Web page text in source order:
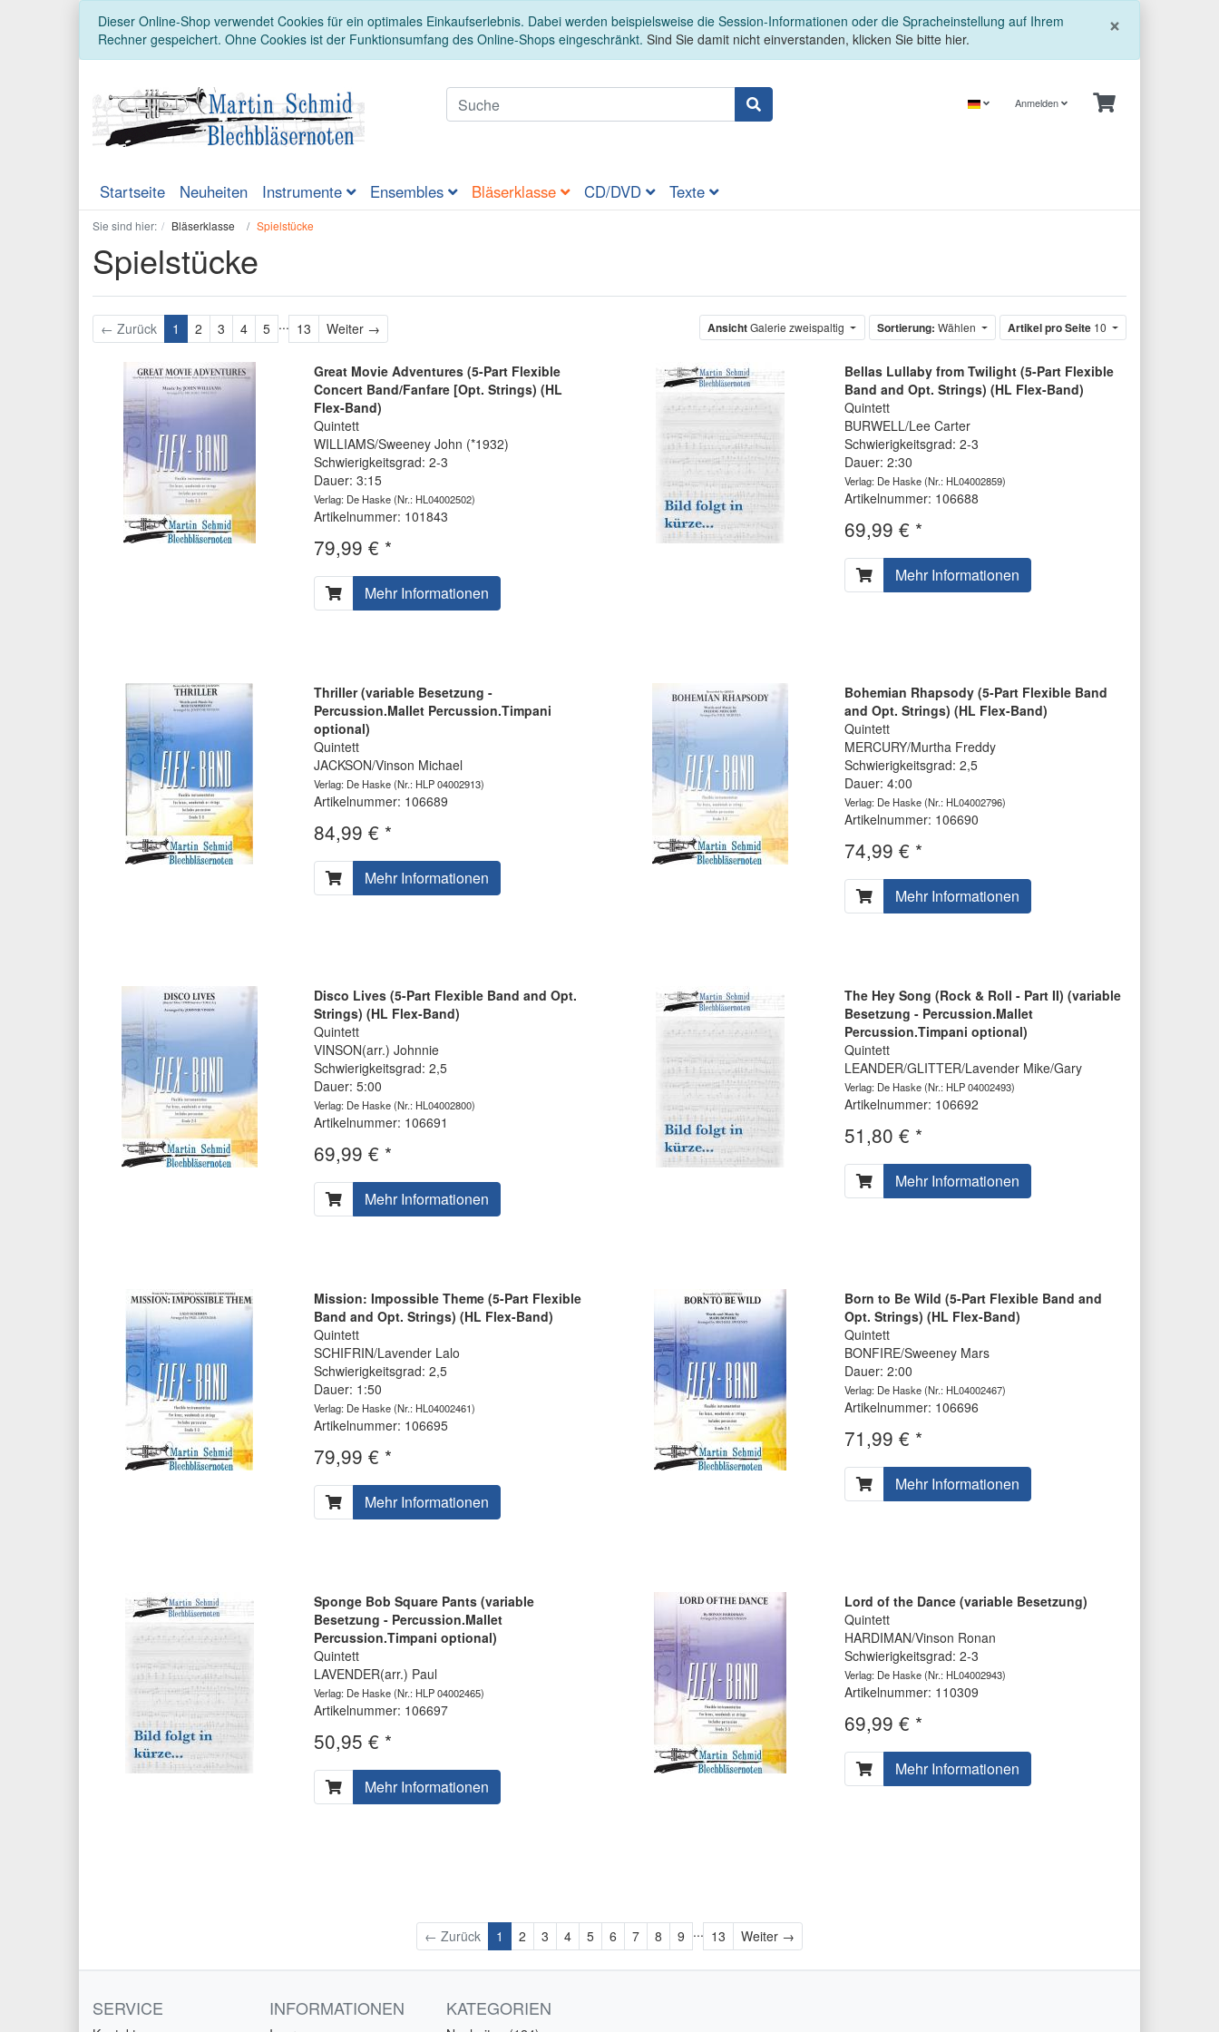
×
Dieser Online-Shop verwendet Cookies für ein optimales Einkaufserlebnis. Dabei werden beispielsweise die Session-Informationen oder die Spracheinstellung auf Ihrem
Rechner gespeichert. Ohne Cookies ist der Funktionsumfang des Online-Shops eingeschränkt. Sind Sie damit nicht einverstanden, klicken Sie bitte hier.
Anmelden
Startseite Neuheiten Instrumente Ensembles Bläserklasse CD/DVD Texte
Sie sind hier: Bläserklasse Spielstücke
Spielstücke
← Zurück 1 2 3 4 5 ... 13 Weiter → AnsichtGalerie zweispaltig Sortierung: Wählen Artikel pro Seite 10
Great Movie Adventures (5-Part Flexible
Concert Band/Fanfare [Opt. Strings) (HL
Flex-Band)
Quintett
WILLIAMS/Sweeney John (*1932)
Schwierigkeitsgrad: 2-3
Dauer: 3:15
Verlag: De Haske(Nr.: HL04002502)
Artikelnummer: 101843
79,99 € *
Mehr Informationen
Bellas Lullaby from Twilight (5-Part Flexible
Band and Opt. Strings) (HL Flex-Band)
Quintett
BURWELL/Lee Carter
Schwierigkeitsgrad: 2-3
Dauer: 2:30
Verlag: De Haske(Nr.: HL04002859)
Artikelnummer: 106688
69,99 € *
Mehr Informationen
Thriller (variable Besetzung -
Percussion.Mallet Percussion.Timpani
optional)
Quintett
JACKSON/Vinson Michael
Verlag: De Haske(Nr.: HLP 04002913)
Artikelnummer: 106689
84,99 € *
Mehr Informationen
Bohemian Rhapsody (5-Part Flexible Band
and Opt. Strings) (HL Flex-Band)
Quintett
MERCURY/Murtha Freddy
Schwierigkeitsgrad: 2,5
Dauer: 4:00
Verlag: De Haske(Nr.: HL04002796)
Artikelnummer: 106690
74,99 € *
Mehr Informationen
Disco Lives (5-Part Flexible Band and Opt.
Strings) (HL Flex-Band)
Quintett
VINSON(arr.) Johnnie
Schwierigkeitsgrad: 2,5
Dauer: 5:00
Verlag: De Haske(Nr.: HL04002800)
Artikelnummer: 106691
69,99 € *
Mehr Informationen
The Hey Song (Rock & Roll - Part II) (variable
Besetzung - Percussion.Mallet
Percussion.Timpani optional)
Quintett
LEANDER/GLITTER/Lavender Mike/Gary
Verlag: De Haske(Nr.: HLP 04002493)
Artikelnummer: 106692
51,80 € *
Mehr Informationen
Mission: Impossible Theme (5-Part Flexible
Band and Opt. Strings) (HL Flex-Band)
Quintett
SCHIFRIN/Lavender Lalo
Schwierigkeitsgrad: 2,5
Dauer: 1:50
Verlag: De Haske(Nr.: HL04002461)
Artikelnummer: 106695
79,99 € *
Mehr Informationen
Born to Be Wild (5-Part Flexible Band and
Opt. Strings) (HL Flex-Band)
Quintett
BONFIRE/Sweeney Mars
Dauer: 2:00
Verlag: De Haske(Nr.: HL04002467)
Artikelnummer: 106696
71,99 € *
Mehr Informationen
Sponge Bob Square Pants (variable
Besetzung - Percussion.Mallet
Percussion.Timpani optional)
Quintett
LAVENDER(arr.) Paul
Verlag: De Haske(Nr.: HLP 04002465)
Artikelnummer: 106697
50,95 € *
Mehr Informationen
Lord of the Dance (variable Besetzung)
Quintett
HARDIMAN/Vinson Ronan
Schwierigkeitsgrad: 2-3
Verlag: De Haske(Nr.: HL04002943)
Artikelnummer: 110309
69,99 € *
Mehr Informationen
← Zurück 1 2 3 4 5 6 7 8 9 ... 13 Weiter →
SERVICE INFORMATIONEN KATEGORIEN